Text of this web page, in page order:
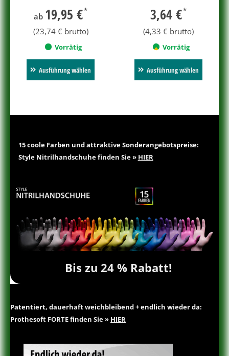
ab 19,95€*
(23,74 € brutto)
Vorrätig
Ausführung wählen
3,64€*
(4,33 € brutto)
Vorrätig
Ausführung wählen
15 coole Farben und attraktive Sonderangebotspreise:
Style Nitrilhandschuhe finden Sie » HIER
Bis zu 24 % Rabatt!
Patentiert, dauerhaft weichbleibend + endlich wieder da:
Prothesoft FORTE finden Sie » HIER